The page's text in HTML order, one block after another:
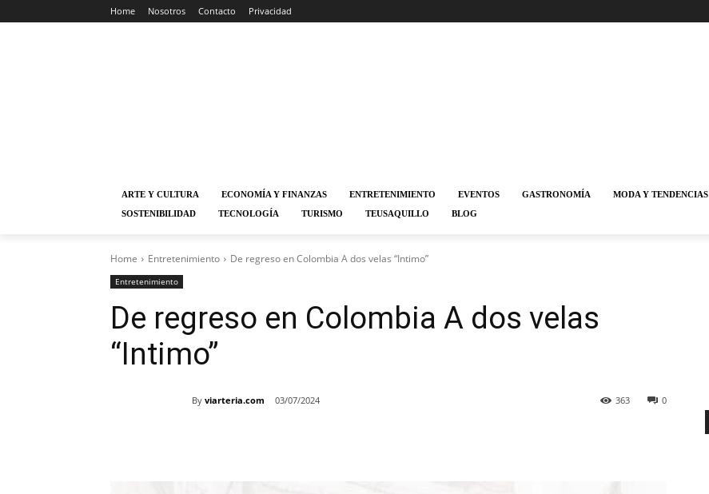
Home Nosotros Contacto Privacidad
ARTE Y CULTURA ECONOMÍA Y FINANZAS ENTRETENIMIENTO EVENTOS GASTRONOMÍA MODA Y TENDENCIAS
SOSTENIBILIDAD
TECNOLOGÍA TURISMO TEUSAQUILLO BLOG
Home Entretenimiento De regreso en Colombia A dos velas “Intimo”
Entretenimiento
De regreso en Colombia A dos velas
“Intimo”
By viarteria.com 03/07/2024 0
363